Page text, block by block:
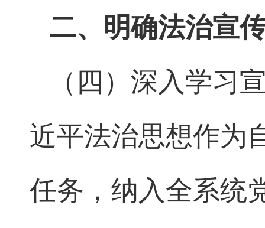
二、明确法治宣
（四）深入学习
近平法治思想作为
任务，纳入全系统